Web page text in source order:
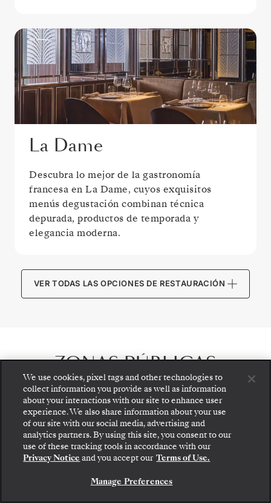
La Dame
Descubra lo mejor de la gastronomía
francesa en La Dame, cuyos exquisitos
menús degustación combinan técnica
depurada, productos de temporada y
elegancia moderna.
VER TODAS LAS OPCIONES DE RESTAURACIÓN
ZONAS PÚBLICAS
We use cookies, pixel tags and other technologies to
collect information you provide as well as information
about your interactions with our site to enhance user
experience. We also share information about your use
of our site with our social media, advertising and
analytics partners. By using this site, you consent to our
use of these tracking tools in accordance with our
Privacy Notice and you accept our Terms of Use.
Manage Preferences